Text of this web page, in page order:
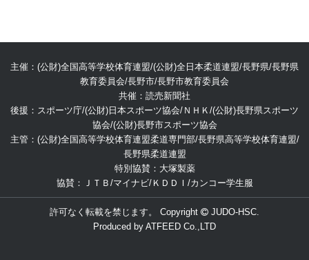
主催：(公財)全国高等学校体育連盟/(公財)全日本柔道連盟/長野県/長野県
教育委員会/長野市/長野市教育委員会
共催：読売新聞社
後援：スポーツ庁/(公財)日本スポーツ協会/ＮＨＫ/(公財)長野県スポーツ
協会/(公財)長野市スポーツ協会
主管：(公財)全国高等学校体育連盟柔道専門部/長野県高等学校体育連盟/
長野県柔道連盟
特別協賛：大塚製薬
協賛：ＪＴＢ/マイナビ/ＫＤＤＩ/カンコー学生服
許可なく転載を禁じます。 Copyright
JUDO-HSC.
Produced by ATFEED Co.,LTD